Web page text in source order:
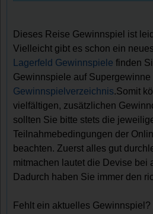
Dieses Reise Gewinnspiel ist
Vielleicht gibt es schon ein
Lagerfeld Gewinnspiele finden
Gewinnspiele auf Supergewinne
Gewinnspielverzeichnis.Somit
vielfältigen, zusätzlichen
sollten Sie bitte stets die
Teilnahmebedingungen der
beachten. Zuerst alles gut
mitmachen lautet die Devise bei
Dadurch haben Sie immer den
Fehlt ein aktuelles